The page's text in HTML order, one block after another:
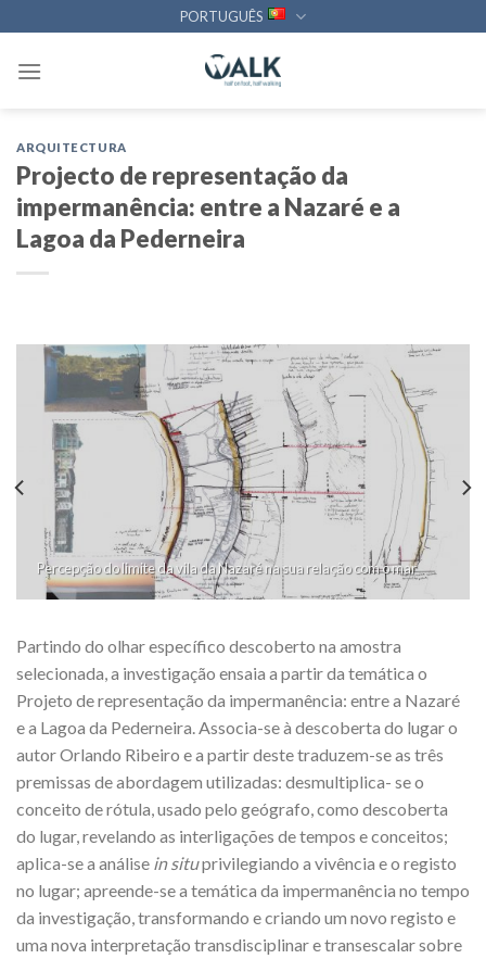
to
content
PORTUGUÊS
ARQUITECTURA
Projecto de representação da
impermanência: entre a Nazaré e a
Lagoa da Pederneira
Percepção do limite da vila da Nazaré na sua relação com o mar
Partindo do olhar específico descoberto na amostra
selecionada, a investigação ensaia a partir da temática o
Projeto de representação da impermanência: entre a Nazaré
e a Lagoa da Pederneira. Associa-se à descoberta do lugar o
autor Orlando Ribeiro e a partir deste traduzem-se as três
premissas de abordagem utilizadas: desmultiplica- se o
conceito de rótula, usado pelo geógrafo, como descoberta
do lugar, revelando as interligações de tempos e conceitos;
aplica-se a análise in situprivilegiando a vivência e o registo
no lugar; apreende-se a temática da impermanência no tempo
da investigação, transformando e criando um novo registo e
uma nova interpretação transdisciplinar e transescalar sobre